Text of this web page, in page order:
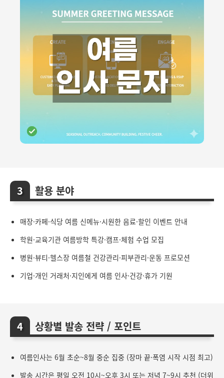
활용 분야
매장·카페·식당 여름 신메뉴·시원한 음료·할인 이벤트 안내
학원·교육기관 여름방학 특강·캠프·체험 수업 모집
병원·뷰티·헬스장 여름철 건강관리·피부관리·운동 프로모션
기업·개인 거래처·지인에게 여름 인사·건강·휴가 기원
상황별 발송 전략 / 포인트
여름인사는 6월 초순~8월 중순 집중 (장마 끝·폭염 시작 시점 최고)
발송 시간은 평일 오전 10시~오후 3시 또는 저녁 7~9시 추천 (더위